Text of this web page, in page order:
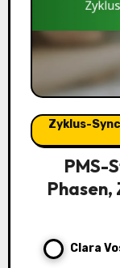
Zyklus-
PMS-
Clara